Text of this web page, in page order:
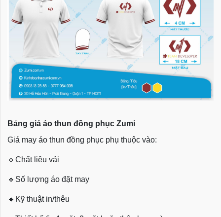
Bảng giá áo thun đồng phục Zumi
Giá may áo thun đồng phục phụ thuộc vào:
🔹 Chất liệu vải
🔹 Số lượng áo đặt may
🔹 Kỹ thuật in/thêu